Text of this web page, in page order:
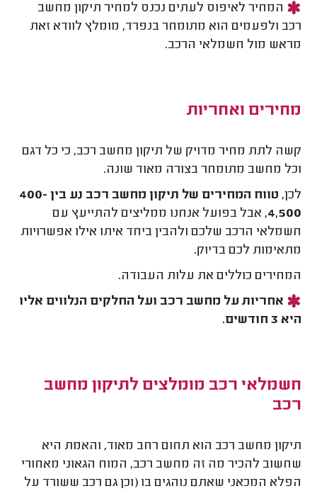
המחיר לאיפוס לעתים נכנס למחיר תיקון מחשב
רכב ולפעמים הוא מתומחר בנפרד, מומלץ לוודא זאת
מראש מול חשמלאי הרכב.
מחירים ואחריות
קשה לתת מחיר מדויק של תיקון מחשב רכב, כי כל דגם
וכל מחשב מתומחר בצורה מאוד שונה.
לכן,
טווח המחירים של תיקון מחשב רכב נע בין 400-
4,500, אבל בפועל אנחנו ממליצים להתייעץ עם
חשמלאי הרכב שלכם ולהבין ביחד איתו אילו אפשרויות
מתאימות לכם בדיוק.
המחירים כוללים את עלות העבודה.
אחריות על מחשב רכב ועל החלקים הנלווים אליו
היא 3 חודשים.
חשמלאי רכב מומלצים לתיקון מחשב
רכב
תיקון מחשב רכב הוא תחום רחב מאוד, והאמת היא
שחשוב להכיר מה זה מחשב רכב, המוח הגאוני מאחורי
הפלא המכאני שאתם נוהגים בו (וכן גם רכב ששורד על